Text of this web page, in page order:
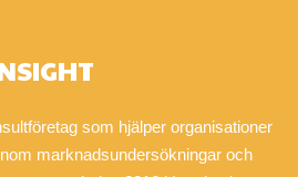
som hjälper organisationer
marknadsundersökningar och